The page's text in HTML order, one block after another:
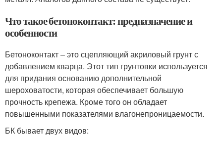
Что такое бетоноконтакт: предназначение и
особенности
Бетоноконтакт – это сцепляющий акриловый грунт с
добавлением кварца. Этот тип грунтовки используется
для придания основанию дополнительной
шероховатости, которая обеспечивает большую
прочность крепежа. Кроме того он обладает
повышенными показателями влагонепроницаемости.
БК бывает двух видов: